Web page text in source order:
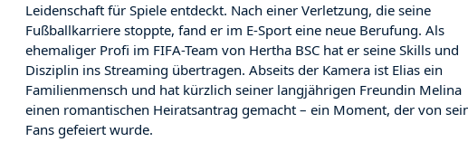
Leidenschaft für Spiele entdeckt. Nach einer Verletzung, die seine
Fußballkarriere stoppte, fand er im E-Sport eine neue Berufung. Als
ehemaliger Profi im FIFA-Team von Hertha BSC hat er seine Skills und
Disziplin ins Streaming übertragen. Abseits der Kamera ist Elias ein
Familienmensch und hat kürzlich seiner langjährigen Freundin Melina
einen romantischen Heiratsantrag gemacht – ein Moment, der von
Fans gefeiert wurde.